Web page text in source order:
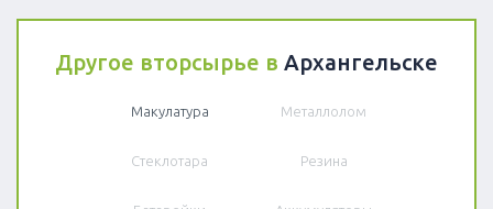
Другое вторсырье в Архангельске
Макулатура Металлолом
Стеклотара Резина